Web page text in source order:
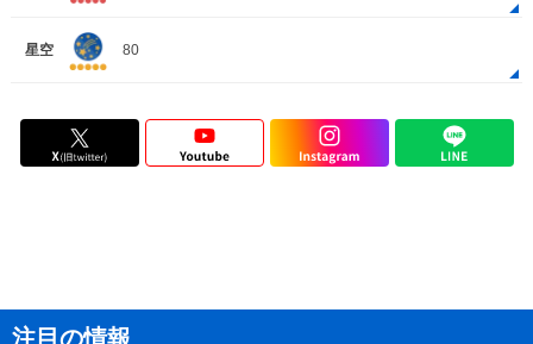
星空 80
注目の情報